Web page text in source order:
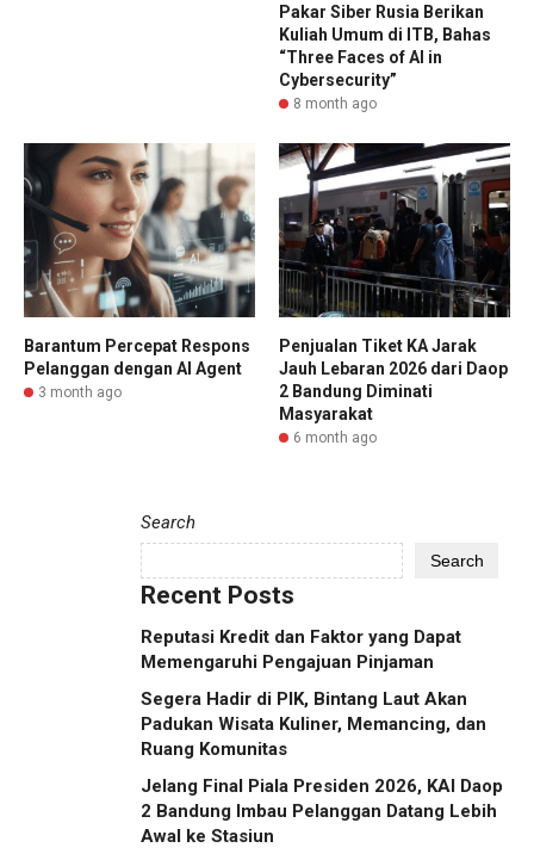
Pakar Siber Rusia Berikan
Kuliah Umum di ITB, Bahas
“Three Faces of AI in
Cybersecurity”
8 month ago
Barantum Percepat Respons
Pelanggan dengan AI Agent
3 month ago
Penjualan Tiket KA Jarak
Jauh Lebaran 2026 dari Daop
2 Bandung Diminati
Masyarakat
6 month ago
Search
Search
Recent Posts
Reputasi Kredit dan Faktor yang Dapat
Memengaruhi Pengajuan Pinjaman
Segera Hadir di PIK, Bintang Laut Akan
Padukan Wisata Kuliner, Memancing, dan
Ruang Komunitas
Jelang Final Piala Presiden 2026, KAI Daop
2 Bandung Imbau Pelanggan Datang Lebih
Awal ke Stasiun